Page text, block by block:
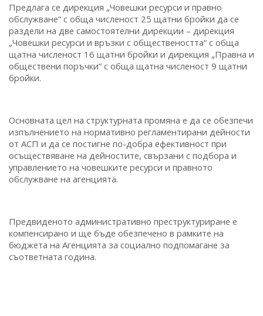
Предлага се дирекция „Човешки ресурси и правно
обслужване“ с обща численост 25 щатни бройки да се
раздели на две самостоятелни дирекции – дирекция
„Човешки ресурси и връзки с обществеността“ с обща
щатна численост 16 щатни бройки и дирекция „Правна и
обществени поръчки“ с обща щатна численост 9 щатни
бройки.
Основната цел на структурната промяна е да се обезпечи
изпълнението на нормативно регламентирани дейности
от АСП и да се постигне по-добра ефективност при
осъществяване на дейностите, свързани с подбора и
управлението на човешките ресурси и правното
обслужване на агенцията.
Предвиденото административно преструктуриране е
компенсирано и ще бъде обезпечено в рамките на
бюджета на Агенцията за социално подпомагане за
съответната година.